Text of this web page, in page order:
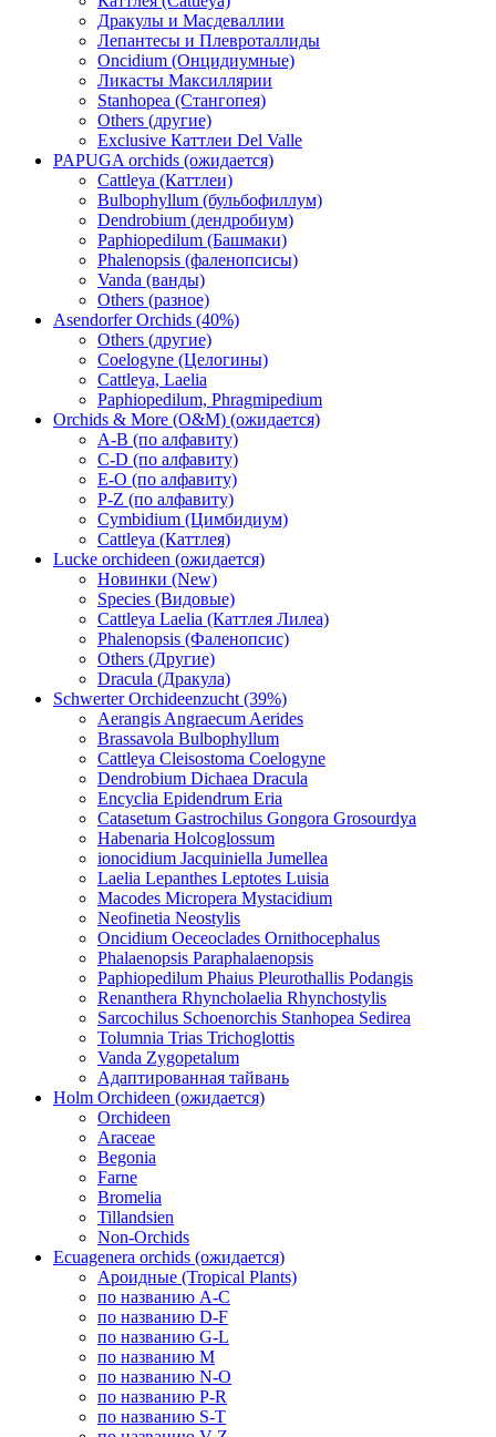
Дракулы и Масдеваллии
Лепантесы и Плевроталлиды
Oncidium (Онцидиумные)
Ликасты Максиллярии
Stanhopea (Стангопея)
Others (другие)
Exclusive Каттлеи Del Valle
PAPUGA orchids (ожидается)
Cattleya (Каттлеи)
Bulbophyllum (бульбофиллум)
Dendrobium (дендробиум)
Paphiopedilum (Башмаки)
Phalenopsis (фаленопсисы)
Vanda (ванды)
Others (разное)
Asendorfer Orchids (40%)
Others (другие)
Coelogyne (Целогины)
Cattleya, Laelia
Paphiopedilum, Phragmipedium
Orchids & More (O&M) (ожидается)
A-B (по алфавиту)
C-D (по алфавиту)
E-O (по алфавиту)
P-Z (по алфавиту)
Cymbidium (Цимбидиум)
Cattleya (Каттлея)
Lucke orchideen (ожидается)
Новинки (New)
Species (Видовые)
Cattleya Laelia (Каттлея Лилеа)
Phalenopsis (Фаленопсис)
Others (Другие)
Dracula (Дракула)
Schwerter Orchideenzucht (39%)
Aerangis Angraecum Aerides
Brassavola Bulbophyllum
Cattleya Cleisostoma Coelogyne
Dendrobium Dichaea Dracula
Encyclia Epidendrum Eria
Catasetum Gastrochilus Gongora Grosourdya
Habenaria Holcoglossum
ionocidium Jacquiniella Jumellea
Laelia Lepanthes Leptotes Luisia
Macodes Micropera Mystacidium
Neofinetia Neostylis
Oncidium Oeceoclades Ornithocephalus
Phalaenopsis Paraphalaenopsis
Paphiopedilum Phaius Pleurothallis Podangis
Renanthera Rhyncholaelia Rhynchostylis
Sarcochilus Schoenorchis Stanhopea Sedirea
Tolumnia Trias Trichoglottis
Vanda Zygopetalum
Адаптированная тайвань
Holm Orchideen (ожидается)
Orchideen
Araceae
Begonia
Farne
Bromelia
Tillandsien
Non-Orchids
Ecuagenera orchids (ожидается)
Ароидные (Tropical Plants)
по названию A-C
по названию D-F
по названию G-L
по названию M
по названию N-O
по названию P-R
по названию S-T